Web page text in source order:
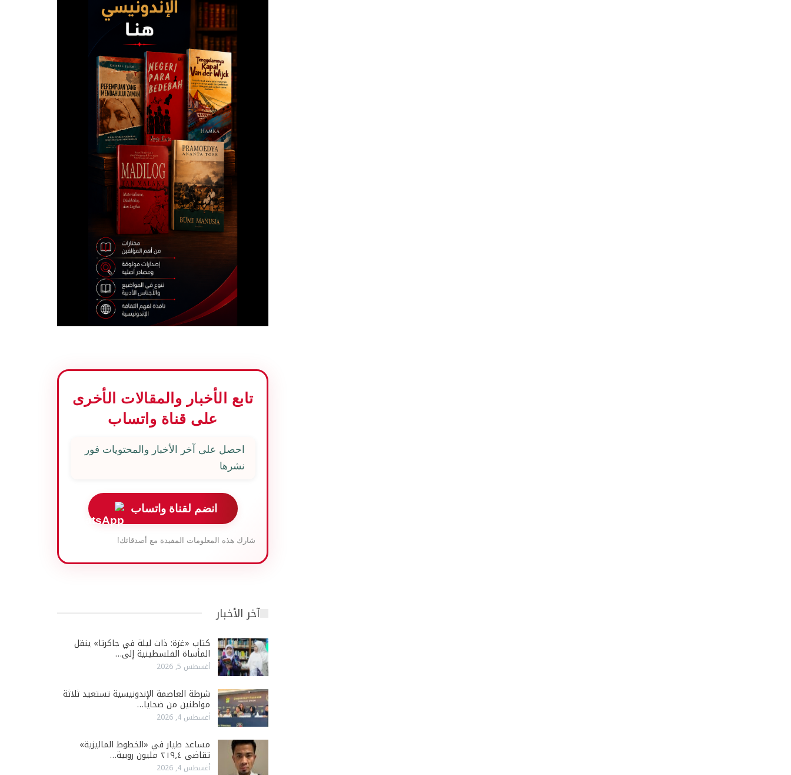
تابع الأخبار والمقالات الأخرى
على قناة واتساب
احصل على آخر الأخبار والمحتويات فور
نشرها
انضم لقناة واتساب
شارك هذه المعلومات المفيدة مع أصدقائك!
آخر الأخبار
كتاب «غزة: ذات ليلة في جاكرتا» ينقل
المأساة الفلسطينية إلى…
أغسطس 5, 2026
شرطة العاصمة الإندونيسية تستعيد ثلاثة
مواطنين من ضحايا…
أغسطس 4, 2026
مساعد طيار في «الخطوط الماليزية»
تقاضى ٢١٩٫٤ مليون روبية…
أغسطس 4, 2026